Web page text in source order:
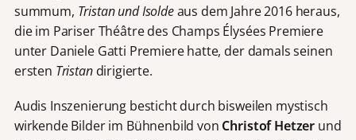
summum, Tristan und Isoldeaus dem Jahre 2016 heraus,
die im Pariser Théâtre des Champs Élysées Premiere
unter Daniele Gatti Premiere hatte, der damals seinen
ersten Tristandirigierte.
Audis Inszenierung besticht durch bisweilen mystisch
wirkende Bilder im Bühnenbild von Christof Hetzer und